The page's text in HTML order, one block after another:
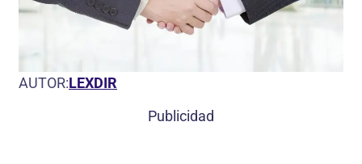
AUTOR:LEXDIR
Publicidad